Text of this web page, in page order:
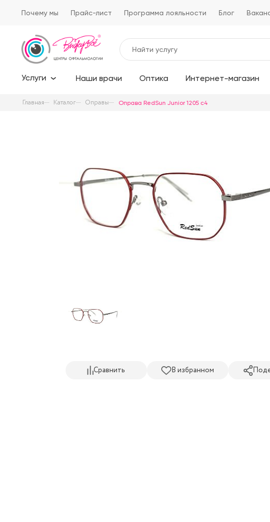
Почему мы Прайс-лист Программа лояльности Блог
Услуги Наши врачи Оптика Интернет-магазин
Главная Каталог Оправы Оправа RedSun Junior 1205 c4
Сравнить В избранном